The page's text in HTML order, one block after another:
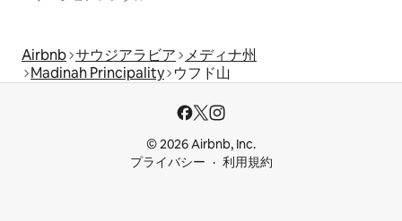
Airbnb サウジアラビア
メディナ州
Madinah Principality ウフド山
© 2026 Airbnb, Inc.
プライバシー
利用規約